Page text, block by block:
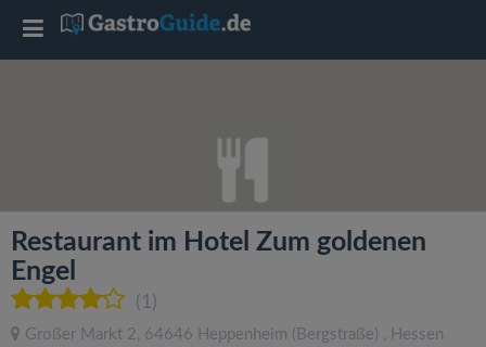
Restaurant im Hotel Zum goldenen
Engel
(1)
Großer Markt 2, 64646 Heppenheim (Bergstraße) , Hessen
T
e